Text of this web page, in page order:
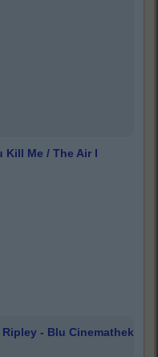
Kill Me / The Air I
- Blu Cinemathek